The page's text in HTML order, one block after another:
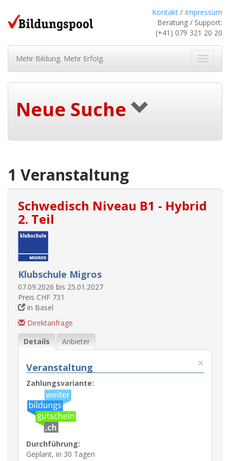
Kontakt / Impressum
Beratung / Support:
(+41) 079 321 20 20
ein-/
Mehr Bildung. Mehr Erfolg.
Neue Suche
1 Veranstaltung
Schwedisch Niveau B1 - Hybrid
2. Teil
Klubschule Migros
07.09.2026 bis 25.01.2027
Preis CHF 731
in Basel
Direktanfrage
Details
Anbieter
×
Veranstaltung
Zahlungsvariante:
Durchführung:
Geplant, in 30 Tagen